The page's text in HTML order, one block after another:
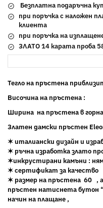
Безплатна подаръчна
при поръчка с наложен
клиента
при поръчка на
ЗЛАТО 14 карата проба
Тегло на пръстена
Височина на пръстена :
Ширина на пръстена в
Златен дамски пръстен
✶ италиански дизайн и
✶ ръчна изработка злато
✶инкрустирани камъни :
✶ сертификат за качество
✶ размер на пръстена 60 ,
пръстен натиснета бутон
начин на плащане ,